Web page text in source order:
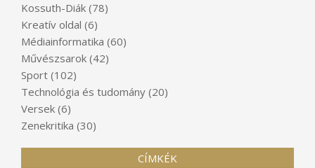
Kossuth-Diák (78)
Kreatív oldal (6)
Médiainformatika (60)
Művészsarok (42)
Sport (102)
Technológia és tudomány (20)
Versek (6)
Zenekritika (30)
CÍMKÉK